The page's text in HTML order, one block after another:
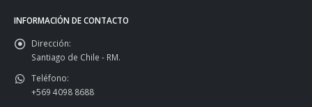
INFORMACIÓN DE CONTACTO
Dirección:
Santiago de Chile - RM.
Teléfono:
+569 4098 8688